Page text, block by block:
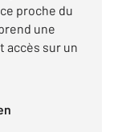
proche du
une
accès sur un